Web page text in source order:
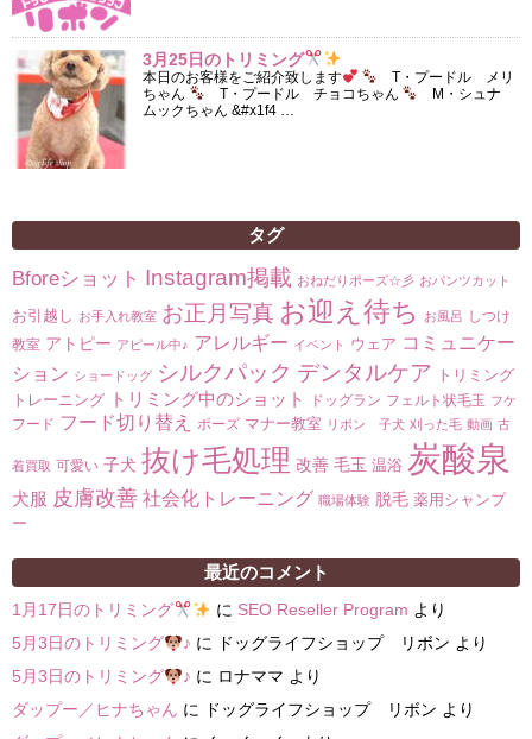
3月25日のトリミング
本日のお客様をご紹介致します
T・プードル メリ
ちゃん
T・プードル チョコちゃん
M・シュナ
ムックちゃん &#x1f4 …
タグ
Bforeショット Instagram掲載 おねだりポーズ☆彡 おパンツカット
お引越し お手入れ教室 お正月写真 お迎え待ち お風呂 しつけ
教室 アトピー アピール中♪ アレルギー イベント ウェア コミュニケー
ション ショードッグ シルクパック デンタルケア
トリミング
トレーニング
トリミング中のショット ドッグラン フェルト状毛玉 フケ
フード フード切り替え ポーズ マナー教室 リボン 子犬 刈った毛 動画 古
着買取 可愛い 子犬 抜け毛処理 改善 毛玉 温浴 炭酸泉
犬服 皮膚改善 社会化トレーニング 職場体験 脱毛 薬用シャンプ
ー
最近のコメント
1月17日のトリミング に SEO Reseller Program より
5月3日のトリミング
♪ に ドッグライフショップ リボン より
5月3日のトリミング
♪ に ロナママ より
ダップー／ヒナちゃん に ドッグライフショップ リボン より